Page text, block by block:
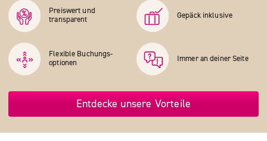
Preiswert und
transparent
Gepäck inklusive
Flexible Buchungs­
optionen
Immer an deiner Seite
Entdecke unsere Vorteile